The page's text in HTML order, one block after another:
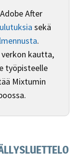
After
sekä
.
kautta,
työpisteelle
Mixtumin